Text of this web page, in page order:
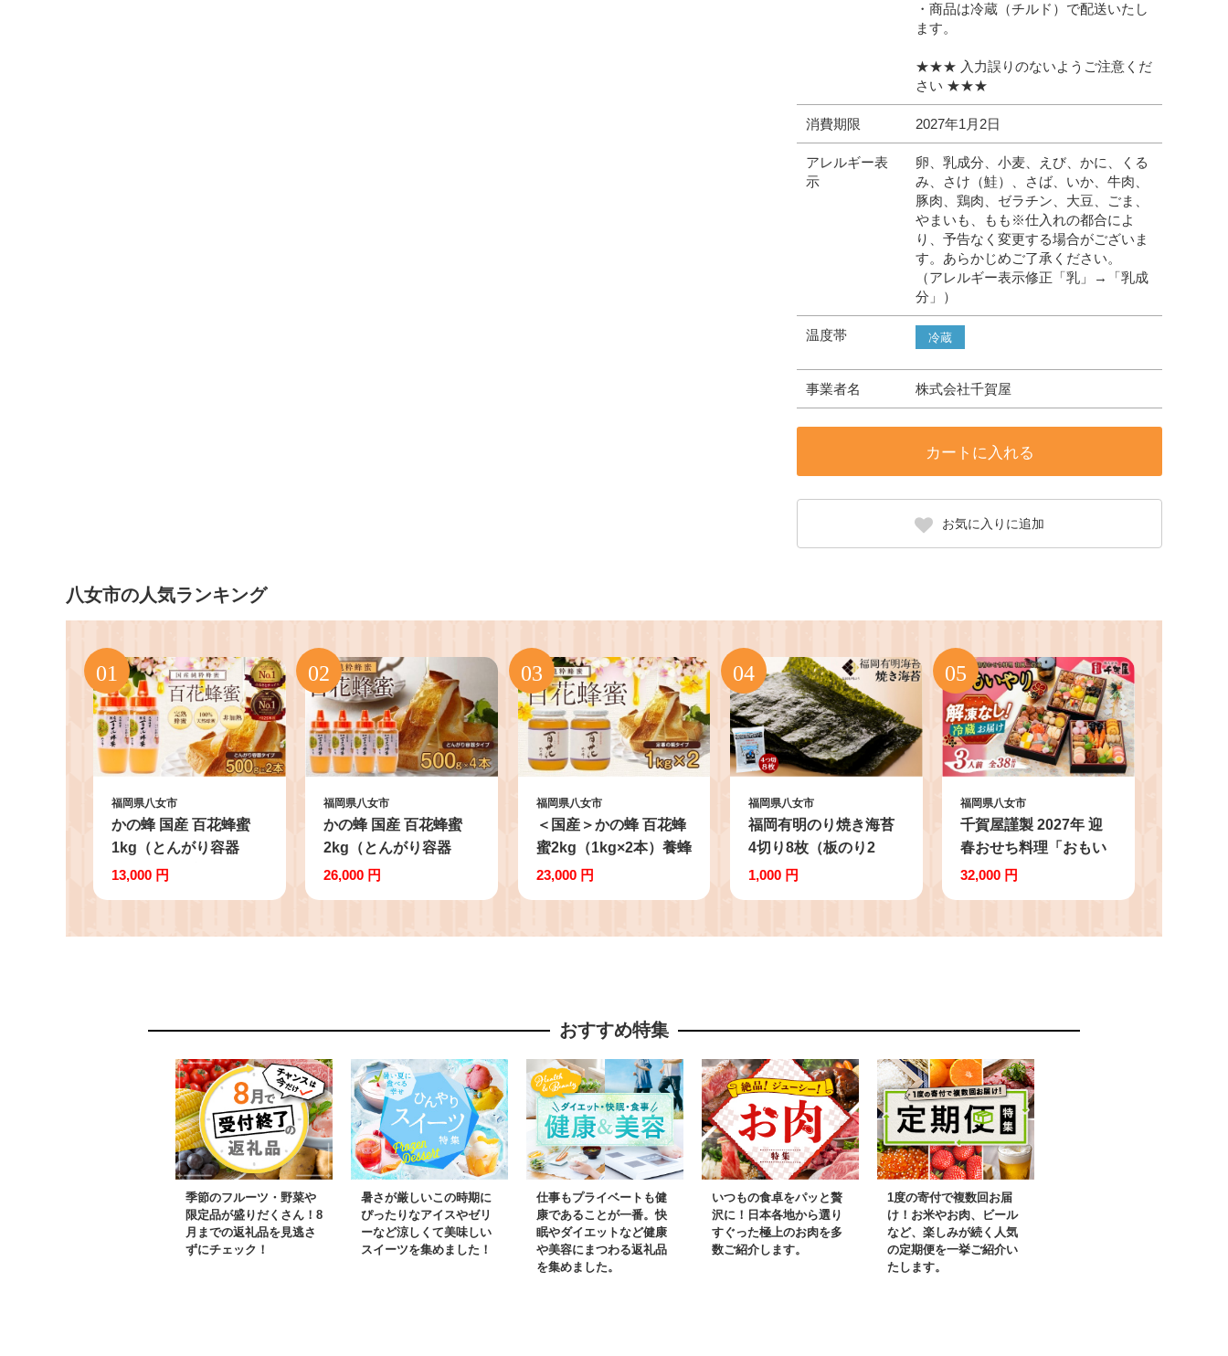
・商品は冷蔵（チルド）で配送いたし
ます。
★★★ 入力誤りのないようご注意くだ
さい ★★★
消費期限 2027年1月2日
アレルギー表
示
卵、乳成分、小麦、えび、かに、くる
み、さけ（鮭）、さば、いか、牛肉、
豚肉、鶏肉、ゼラチン、大豆、ごま、
やまいも、もも※仕入れの都合によ
り、予告なく変更する場合がございま
す。あらかじめご了承ください。
（アレルギー表示修正「乳」→「乳成
分」）
温度帯 冷蔵
事業者名 株式会社千賀屋
カートに入れる
お気に入りに追加
八女市の人気ランキング
福岡県八女市
かの蜂 国産 百花蜂蜜
1kg（とんがり容器
500g×2本）養蜂一筋60
ニー 防災グッズ 常温
国産 1kg はちみつ 国産
13,000 円
福岡県八女市
かの蜂 国産 百花蜂蜜
2kg（とんがり容器
500g×4本）純粋はちみ
常温 備蓄 防災食 非常
鉄分 アミノ酸 酵素
26,000 円
福岡県八女市
＜国産＞かの蜂 百花蜂
蜜2kg（1kg×2本）養蜂
一筋60年自慢の一品
瓶タイプ 防災グッズ 常
23,000 円
福岡県八女市
福岡有明のり焼き海苔
4切り8枚（板のり2
枚）【メール便】 のり
栄養成分 生産者ブラン
1,000 円
福岡県八女市
千賀屋謹製 2027年 迎
春おせち料理「おもい
やり」和風三段重 3人
31日 おせち料理 冷蔵
32,000 円
おすすめ特集
季節のフルーツ・野菜や
限定品が盛りだくさん！8
月までの返礼品を見逃さ
ずにチェック！
暑さが厳しいこの時期に
ぴったりなアイスやゼリ
ーなど涼しくて美味しい
スイーツを集めました！
仕事もプライベートも健
康であることが一番。快
眠やダイエットなど健康
や美容にまつわる返礼品
を集めました。
いつもの食卓をパッと贅
沢に！日本各地から選り
すぐった極上のお肉を多
数ご紹介します。
1度の寄付で複数回お届
け！お米やお肉、ビール
など、楽しみが続く人気
の定期便を一挙ご紹介い
たします。